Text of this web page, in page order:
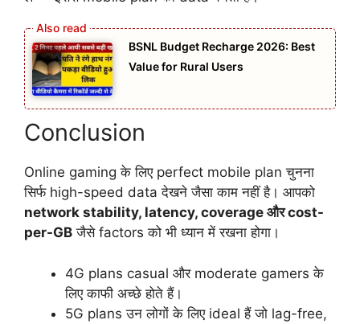
BSNL Budget Recharge 2026: Best
Value for Rural Users
Conclusion
Online gaming के लिए perfect mobile plan चुनना
सिर्फ high-speed data देखने जैसा काम नहीं है। आपको
network stability, latency, coverage और cost-
per-GB जैसे factors को भी ध्यान में रखना होगा।
4G plans casual और moderate gamers के
लिए काफी अच्छे होते हैं।
5G plans उन लोगों के लिए ideal हैं जो lag-free,